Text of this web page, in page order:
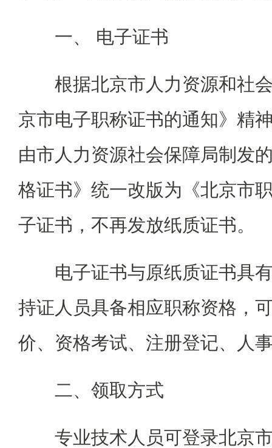
一、 电子证书
根据北京市人力资源和社
京市电子职称证书的通知》精
由市人力资源社会保障局制发
格证书》统一改版为《北京市
子证书，不再发放纸质证书。
电子证书与原纸质证书具
持证人员具备相应职称资格，
价、资格考试、注册登记、人
二、领取方式
专业技术人员可登录北京